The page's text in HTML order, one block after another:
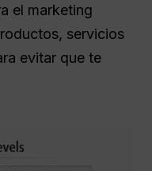
el marketing
servicios
evitar que te